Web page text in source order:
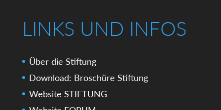
LINKS UND INFOS
Über die Stiftung
Download: Broschüre Stiftung
Website STIFTUNG